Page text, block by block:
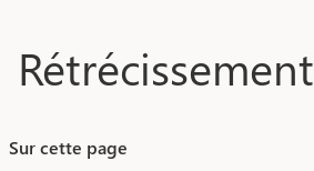
Rétrécissement
Sur cette page